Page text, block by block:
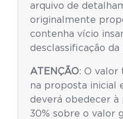
arquivo de
originalmente
contenha vício
desclassificação da
ATENÇÃO: O valor
na proposta inicial
deverá obedecer
30% sobre o valor